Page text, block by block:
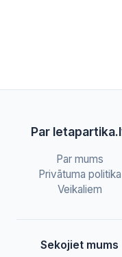
Par
Par mums
Privātuma politika
Veikaliem
Sekojiet mums